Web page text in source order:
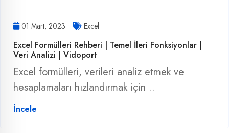
01 Mart, 2023 Excel
Excel Formülleri Rehberi | Temel İleri Fonksiyonlar |
Veri Analizi | Vidoport
Excel formülleri, verileri analiz etmek ve
hesaplamaları hızlandırmak için ..
İncele